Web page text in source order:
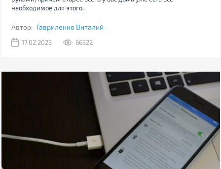
необходимое для этого.
Автор: Гавриленко Виталий
17.02.2023 66322